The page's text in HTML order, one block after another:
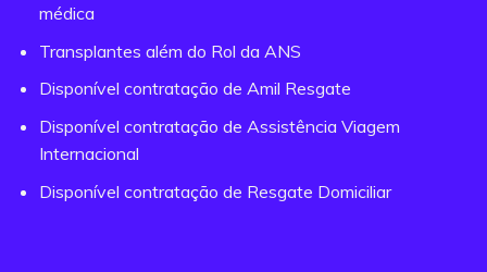
médica
Transplantes além do Rol da ANS
Disponível contratação de Amil Resgate
Disponível contratação de Assistência Viagem
Internacional
Disponível contratação de Resgate Domiciliar